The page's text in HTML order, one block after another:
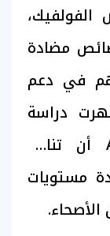
مضادة
في دعم
دراسة
نُشرت في مجلة Andrologia أن تناول
مستويات